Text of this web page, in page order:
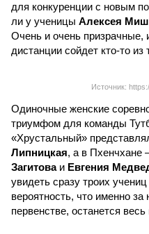
для конкуренции с новым
ли у ученицы Алексея
Очень и очень призрачные,
дистанции сойдет кто-то
Источник:
Одиночные женские
триумфом для команды
«Хрустальный»
Липницкая, а в Пхенчхане
Загитоваи Евгения
увидеть сразу троих
вероятность, что именно
первенстве, останется